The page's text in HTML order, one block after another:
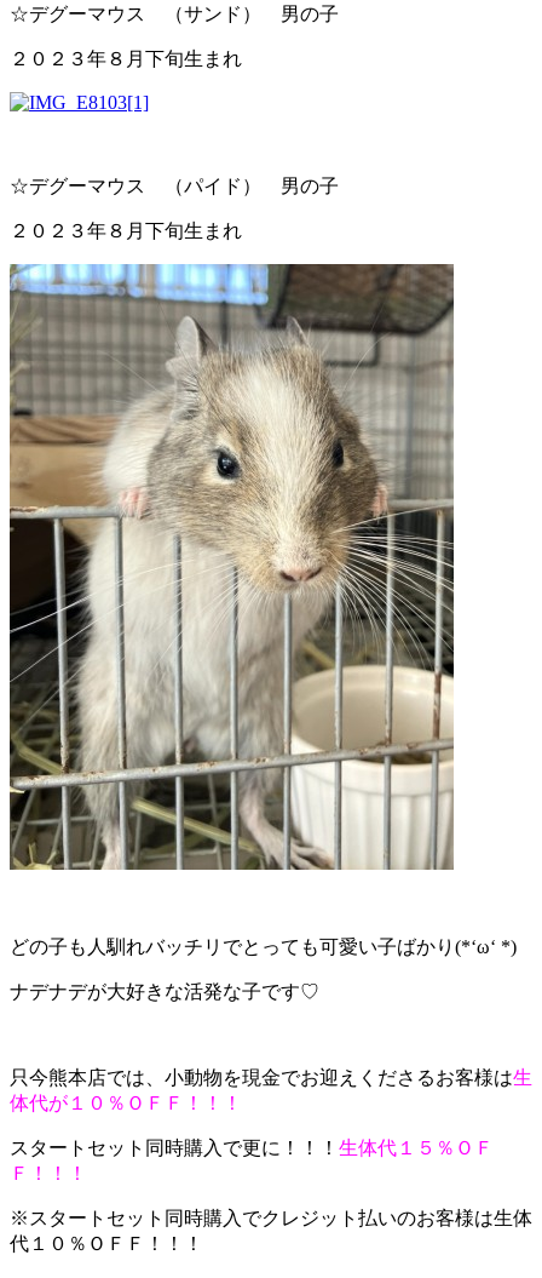
☆デグーマウス （サンド） 男の子
２０２３年８月下旬生まれ
☆デグーマウス （パイド） 男の子
２０２３年８月下旬生まれ
どの子も人馴れバッチリでとっても可愛い子ばかり(*‘ω‘ *)
ナデナデが大好きな活発な子です♡
只今熊本店では、小動物を現金でお迎えくださるお客様は生
体代が１０％ＯＦＦ！！！
スタートセット同時購入で更に！！！ 生体代１５％ＯＦ
Ｆ！！！
※スタートセット同時購入でクレジット払いのお客様は生体
代１０％ＯＦＦ！！！